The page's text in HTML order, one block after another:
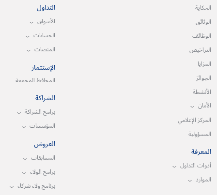
الحكاية
الوثائق
الوظائف
التراخيص
المزايا
الجوائز
الأنشطة
الأمان
المركز الإعلامي
المسؤولية
المعرفة
أدوات التداول
الموارد
التداول
الأسواق
الحسابات
المنصات
الإستثمار
المحافظ المجمعة
الشراكة
برامج الشراكة
المؤسسات
العروض
المسابقات
برامج الولاء
برنامج ولاء شركاء